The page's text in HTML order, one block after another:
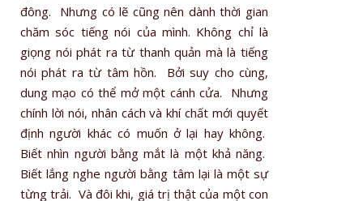
đông. Nhưng có lẽ cũng nên dành thời gian
chăm sóc tiếng nói của mình. Không chỉ là
giọng nói phát ra từ thanh quản mà là tiếng
nói phát ra từ tâm hồn. Bởi suy cho cùng,
dung mạo có thể mở một cánh cửa. Nhưng
chính lời nói, nhân cách và khí chất mới quyết
định người khác có muốn ở lại hay không.
Biết nhìn người bằng mắt là một khả năng.
Biết lắng nghe người bằng tâm lại là một sự
từng trải. Và đôi khi, giá trị thật của một con